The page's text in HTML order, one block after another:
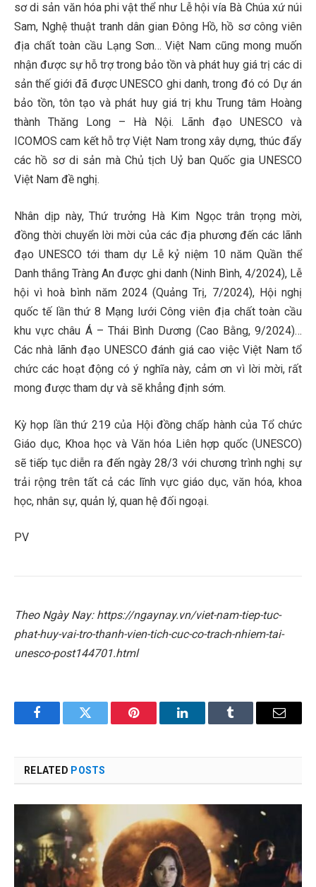
sơ di sản văn hóa phi vật thể như Lễ hội vía Bà Chúa xứ núi
Sam, Nghệ thuật tranh dân gian Đông Hồ, hồ sơ công viên
địa chất toàn cầu Lạng Sơn… Việt Nam cũng mong muốn
nhận được sự hỗ trợ trong bảo tồn và phát huy giá trị các di
sản thế giới đã được UNESCO ghi danh, trong đó có Dự án
bảo tồn, tôn tạo và phát huy giá trị khu Trung tâm Hoàng
thành Thăng Long – Hà Nội. Lãnh đạo UNESCO và
ICOMOS cam kết hỗ trợ Việt Nam trong xây dựng, thúc đẩy
các hồ sơ di sản mà Chủ tịch Uỷ ban Quốc gia UNESCO
Việt Nam đề nghị.
Nhân dịp này, Thứ trưởng Hà Kim Ngọc trân trọng mời,
đồng thời chuyển lời mời của các địa phương đến các lãnh
đạo UNESCO tới tham dự Lễ kỷ niệm 10 năm Quần thể
Danh thắng Tràng An được ghi danh (Ninh Bình, 4/2024), Lễ
hội vì hoà bình năm 2024 (Quảng Trị, 7/2024), Hội nghị
quốc tế lần thứ 8 Mạng lưới Công viên địa chất toàn cầu
khu vực châu Á – Thái Bình Dương (Cao Bằng, 9/2024)…
Các nhà lãnh đạo UNESCO đánh giá cao việc Việt Nam tổ
chức các hoạt động có ý nghĩa này, cảm ơn vì lời mời, rất
mong được tham dự và sẽ khẳng định sớm.
Kỳ họp lần thứ 219 của Hội đồng chấp hành của Tổ chức
Giáo dục, Khoa học và Văn hóa Liên hợp quốc (UNESCO)
sẽ tiếp tục diễn ra đến ngày 28/3 với chương trình nghị sự
trải rộng trên tất cả các lĩnh vực giáo dục, văn hóa, khoa
học, nhân sự, quản lý, quan hệ đối ngoại.
PV
Theo Ngày Nay: https://ngaynay.vn/viet-nam-tiep-tuc-
phat-huy-vai-tro-thanh-vien-tich-cuc-co-trach-nhiem-tai-
unesco-post144701.html
FacebookTwitter Pinterest LinkedInTumblr Email
RELATED POSTS